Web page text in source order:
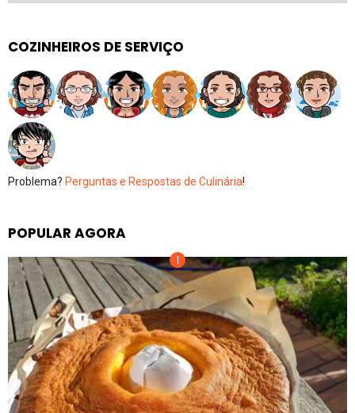
COZINHEIROS DE SERVIÇO
Problema? Perguntas e Respostas de Culinária!
POPULAR AGORA